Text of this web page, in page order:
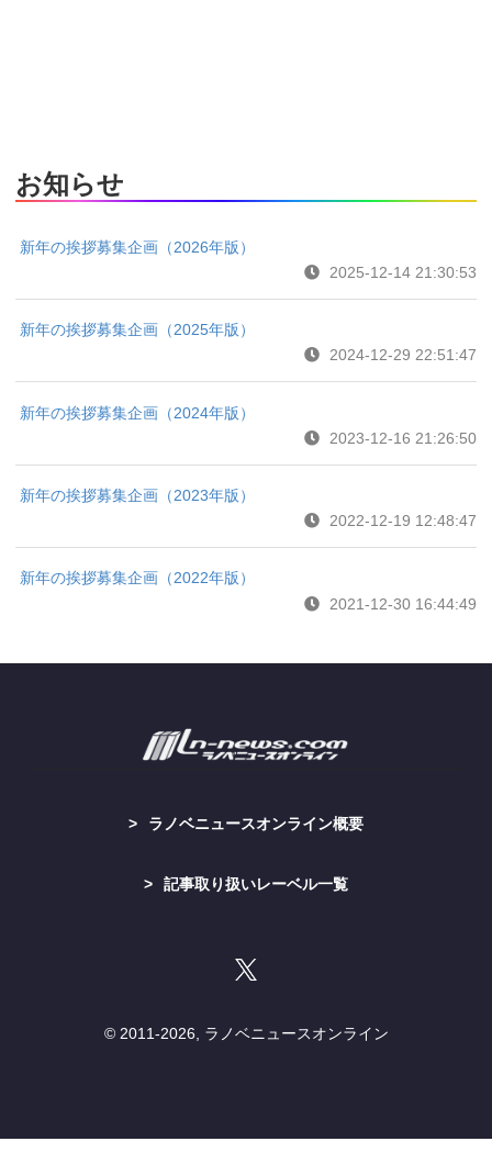
お知らせ
新年の挨拶募集企画（2026年版）
2025-12-14 21:30:53
新年の挨拶募集企画（2025年版）
2024-12-29 22:51:47
新年の挨拶募集企画（2024年版）
2023-12-16 21:26:50
新年の挨拶募集企画（2023年版）
2022-12-19 12:48:47
新年の挨拶募集企画（2022年版）
2021-12-30 16:44:49
ラノベニュースオンライン概要
記事取り扱いレーベル一覧
© 2011-2026, ラノベニュースオンライン